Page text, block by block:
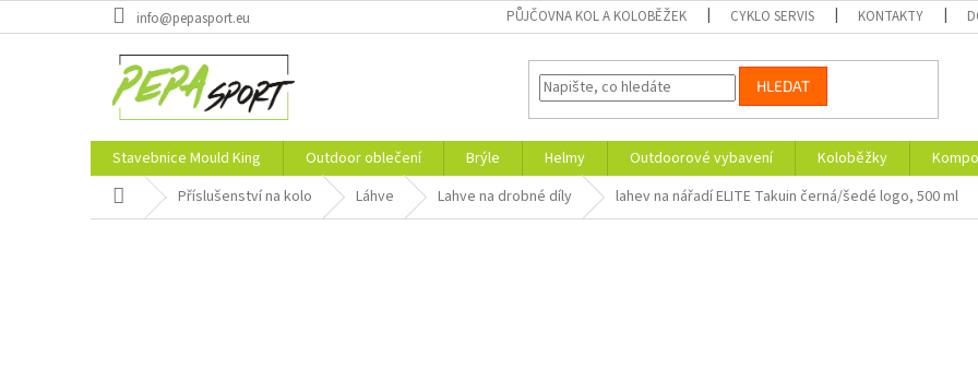
na
info@pepasport.eu PŮJČOVNA KOL A KOLOBĚŽEK CYKLO SERVIS KONTAKTY
HLEDAT
Stavebnice Mould King Outdoor oblečení Brýle Helmy Outdoorové vybavení Koloběžky
Domů Příslušenství na kolo Láhve Lahve na drobné díly lahev na nářadí ELITE Takuin černá/šedé logo, 500 ml